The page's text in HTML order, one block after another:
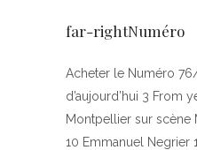
far-rightNuméro
Acheter le Numéro
d’aujourd’hui 3 From
Montpellier sur scène
10 Emmanuel Negrier